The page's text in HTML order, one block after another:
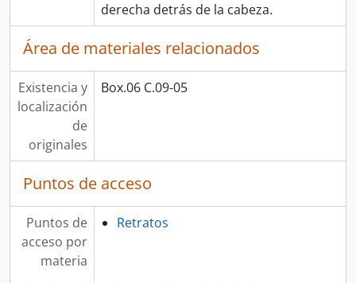
derecha detrás de la cabeza.
Área de materiales relacionados
Existencia y
localización
de
originales
Box.06 C.09-05
Puntos de acceso
Puntos de
acceso por
materia
Retratos